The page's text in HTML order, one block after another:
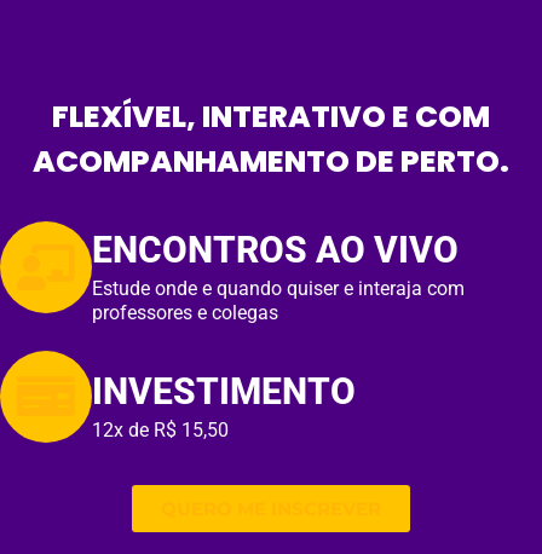
FLEXÍVEL, INTERATIVO E COM
ACOMPANHAMENTO DE PERTO.
ENCONTROS AO VIVO
Estude onde e quando quiser e interaja com
professores e colegas
INVESTIMENTO
12x de R$ 15,50